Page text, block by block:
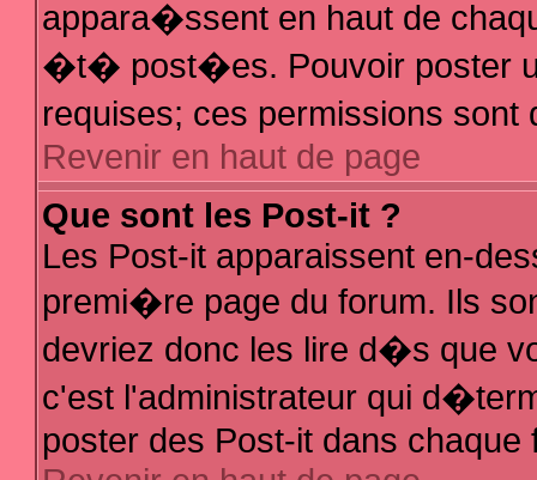
appara�ssent en haut de
�t� post�es. Pouvoir poster
requises; ces permissions
Revenir en haut de page
Que sont les Post-it ?
Les Post-it apparaissent en-
premi�re page du forum. Ils
devriez donc les lire d�s que
c'est l'administrateur qui
poster des Post-it dans chaque